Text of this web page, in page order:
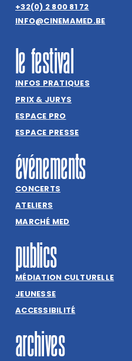
+32(0) 2 800 81 72
INFO@CINEMAMED.BE
le festival
INFOS PRATIQUES
PRIX & JURYS
ESPACE PRO
ESPACE PRESSE
événements
CONCERTS
ATELIERS
MARCHÉ MED
publics
MÉDIATION CULTURELLE
JEUNESSE
ACCESSIBILITÉ
archives